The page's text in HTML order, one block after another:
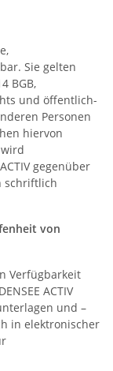
Sie gelten
BGB,
und öffentlich-
Personen
hiervon
gegenüber
schriftlich
von
Verfügbarkeit
ACTIV
und –
in elektronischer